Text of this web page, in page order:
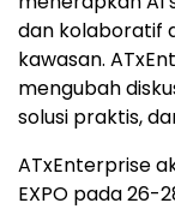
dan kolaboratif
kawasan.
mengubah
solusi praktis,
ATxEnterprise
EXPO pada 26-